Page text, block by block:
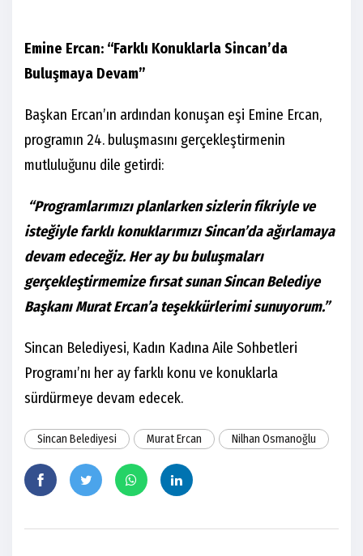
Emine Ercan: “Farklı Konuklarla Sincan’da
Buluşmaya Devam”
Başkan Ercan’ın ardından konuşan eşi Emine Ercan,
programın 24. buluşmasını gerçekleştirmenin
mutluluğunu dile getirdi:
“Programlarımızı planlarken sizlerin fikriyle ve
isteğiyle farklı konuklarımızı Sincan’da ağırlamaya
devam edeceğiz. Her ay bu buluşmaları
gerçekleştirmemize fırsat sunan Sincan Belediye
Başkanı Murat Ercan’a teşekkürlerimi sunuyorum.”
Sincan Belediyesi, Kadın Kadına Aile Sohbetleri
Programı’nı her ay farklı konu ve konuklarla
sürdürmeye devam edecek.
Sincan Belediyesi Murat Ercan Nilhan Osmanoğlu